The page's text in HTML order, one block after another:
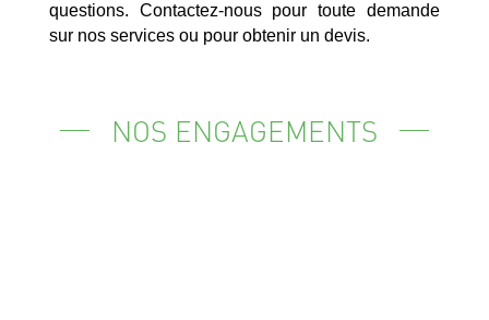
questions. Contactez-nous pour toute demande
sur nos services ou pour obtenir un devis.
NOS ENGAGEMENTS